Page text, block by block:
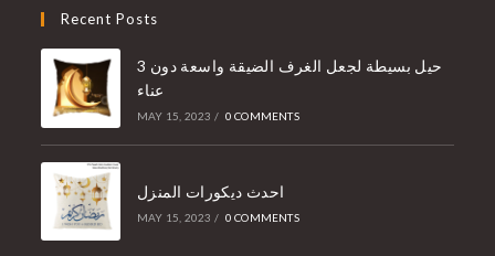
Recent Posts
3 حيل بسيطة لجعل الغرف الضيقة واسعة دون
عناء
MAY 15, 2023 / 0 COMMENTS
احدث ديكورات المنزل
MAY 15, 2023 / 0 COMMENTS